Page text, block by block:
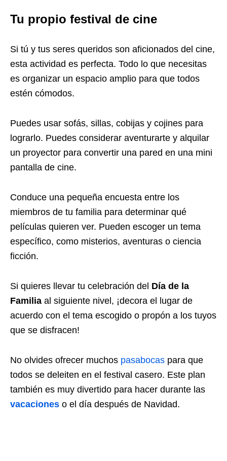
Tu propio festival de cine
Si tú y tus seres queridos son aficionados del cine,
esta actividad es perfecta. Todo lo que necesitas
es organizar un espacio amplio para que todos
estén cómodos.
Puedes usar sofás, sillas, cobijas y cojines para
lograrlo. Puedes considerar aventurarte y alquilar
un proyector para convertir una pared en una mini
pantalla de cine.
Conduce una pequeña encuesta entre los
miembros de tu familia para determinar qué
películas quieren ver. Pueden escoger un tema
específico, como misterios, aventuras o ciencia
ficción.
Si quieres llevar tu celebración del Día de la
Familia al siguiente nivel, ¡decora el lugar de
acuerdo con el tema escogido o propón a los tuyos
que se disfracen!
No olvides ofrecer muchos pasabocas para que
todos se deleiten en el festival casero. Este plan
también es muy divertido para hacer durante las
vacaciones o el día después de Navidad.